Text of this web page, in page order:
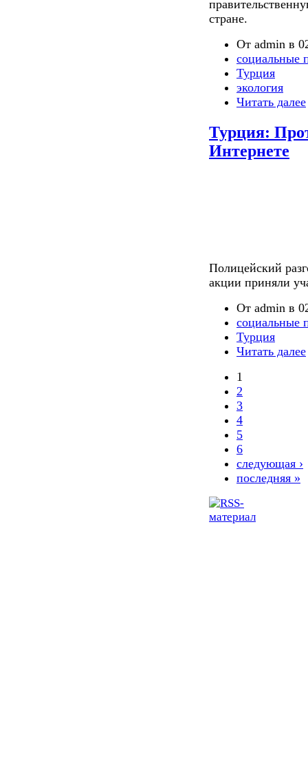
стране.
От admin в
социальные
Турция
экология
Читать далее
Турция:
Интернете
Полицейский
акции приняли
От admin в
социальные
Турция
Читать далее
1
2
3
4
5
6
следующая ›
последняя »